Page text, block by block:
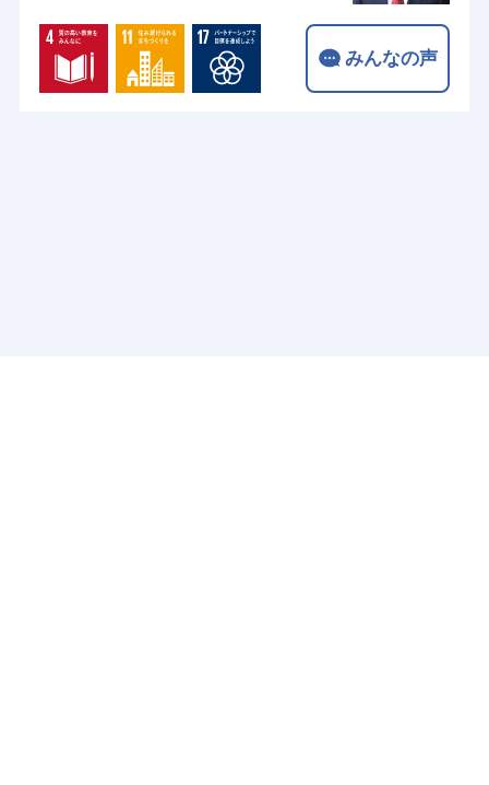
みんなの声